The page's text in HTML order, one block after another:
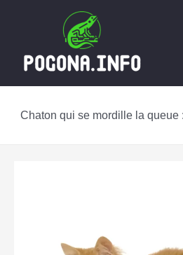
Chaton qui se mordille la queue